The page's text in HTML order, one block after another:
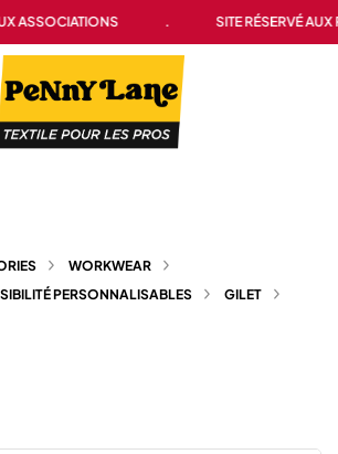
ASSOCIATIONS SITE RÉSERVÉ AUX
WORKWEAR
PERSONNALISABLES
GILET